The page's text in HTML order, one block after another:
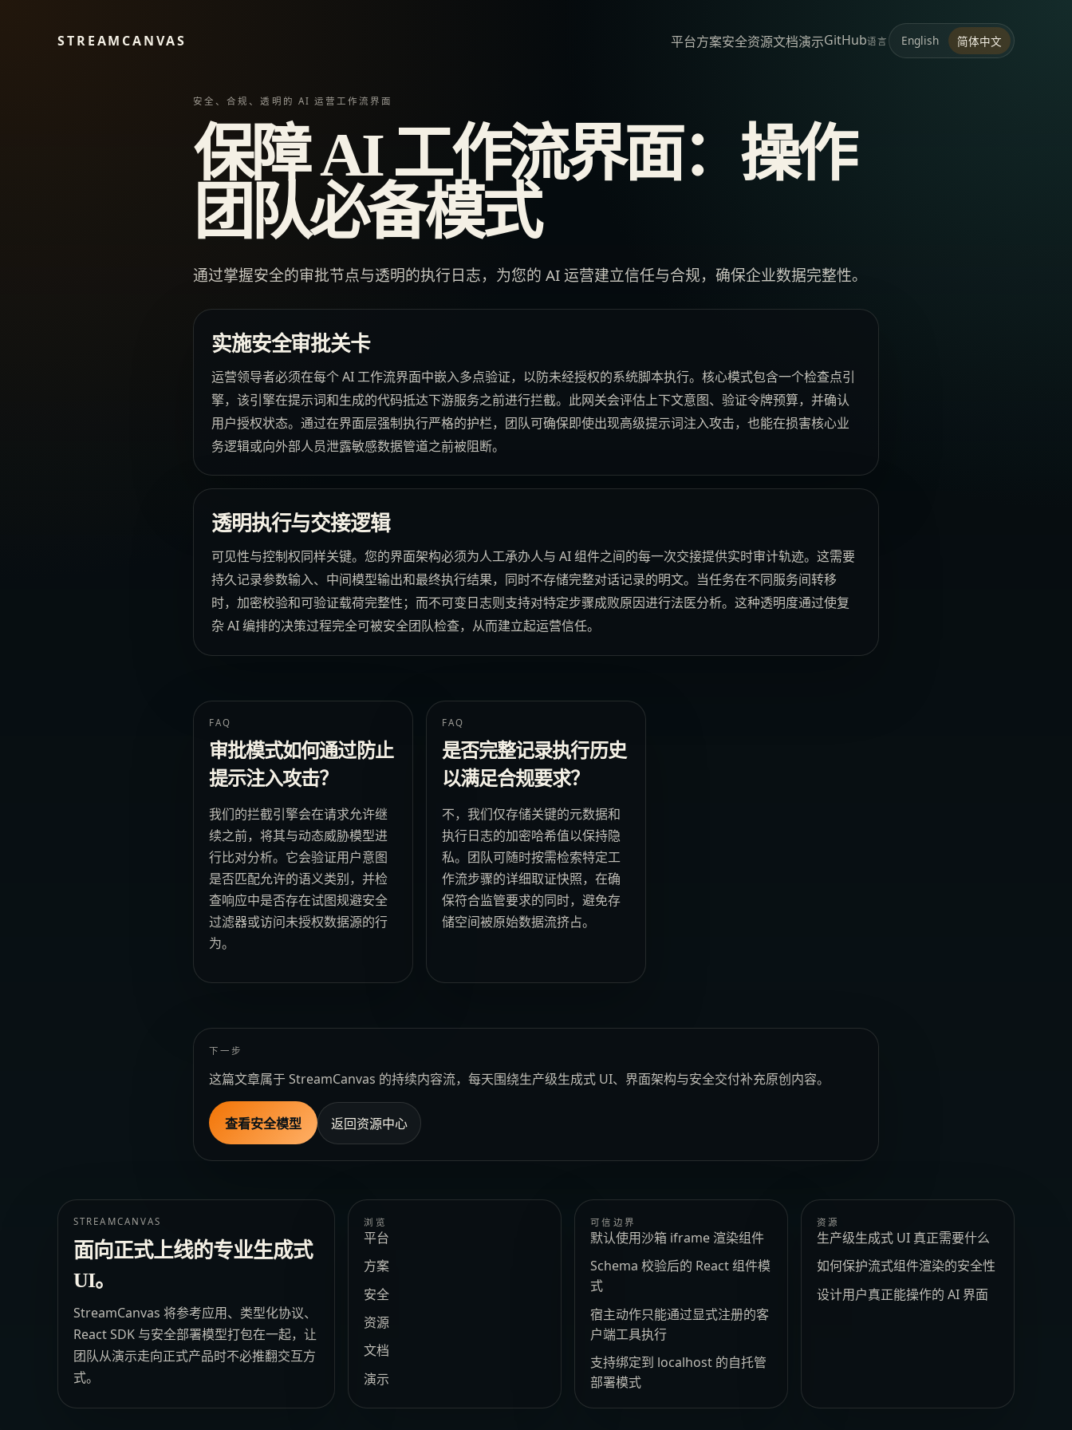
STREAMCANVAS 平台方案安全资源文档演示GitHub语言 English 简体中文
安全、合规、透明的 AI 运营工作流界面
保障 AI 工作流界面：操作
团队必备模式
通过掌握安全的审批节点与透明的执行日志，为您的 AI 运营建立信任与合规，确保企业数据完整性。
实施安全审批关卡
运营领导者必须在每个 AI 工作流界面中嵌入多点验证，以防未经授权的系统脚本执行。核心模式包含一个检查点引
擎，该引擎在提示词和生成的代码抵达下游服务之前进行拦截。此网关会评估上下文意图、验证令牌预算，并确认
用户授权状态。通过在界面层强制执行严格的护栏，团队可确保即使出现高级提示词注入攻击，也能在损害核心业
务逻辑或向外部人员泄露敏感数据管道之前被阻断。
透明执行与交接逻辑
可见性与控制权同样关键。您的界面架构必须为人工承办人与 AI 组件之间的每一次交接提供实时审计轨迹。这需要
持久记录参数输入、中间模型输出和最终执行结果，同时不存储完整对话记录的明文。当任务在不同服务间转移
时，加密校验和可验证载荷完整性；而不可变日志则支持对特定步骤成败原因进行法医分析。这种透明度通过使复
杂 AI 编排的决策过程完全可被安全团队检查，从而建立起运营信任。
FAQ
审批模式如何通过防止
提示注入攻击？
我们的拦截引擎会在请求允许继
续之前，将其与动态威胁模型进
行比对分析。它会验证用户意图
是否匹配允许的语义类别，并检
查响应中是否存在试图规避安全
过滤器或访问未授权数据源的行
为。
FAQ
是否完整记录执行历史
以满足合规要求？
不，我们仅存储关键的元数据和
执行日志的加密哈希值以保持隐
私。团队可随时按需检索特定工
作流步骤的详细取证快照，在确
保符合监管要求的同时，避免存
储空间被原始数据流挤占。
下一步
这篇文章属于 StreamCanvas 的持续内容流，每天围绕生产级生成式 UI、界面架构与安全交付补充原创内容。
查看安全模型 返回资源中心
STREAMCANVAS
面向正式上线的专业生成式
UI。
StreamCanvas 将参考应用、类型化协议、
React SDK 与安全部署模型打包在一起，让
团队从演示走向正式产品时不必推翻交互方
式。
浏览
平台
方案
安全
资源
文档
演示
可信边界
默认使用沙箱 iframe 渲染组件
Schema 校验后的 React 组件模
式
宿主动作只能通过显式注册的客
户端工具执行
支持绑定到 localhost 的自托管
部署模式
资源
生产级生成式 UI 真正需要什么
如何保护流式组件渲染的安全性
设计用户真正能操作的 AI 界面